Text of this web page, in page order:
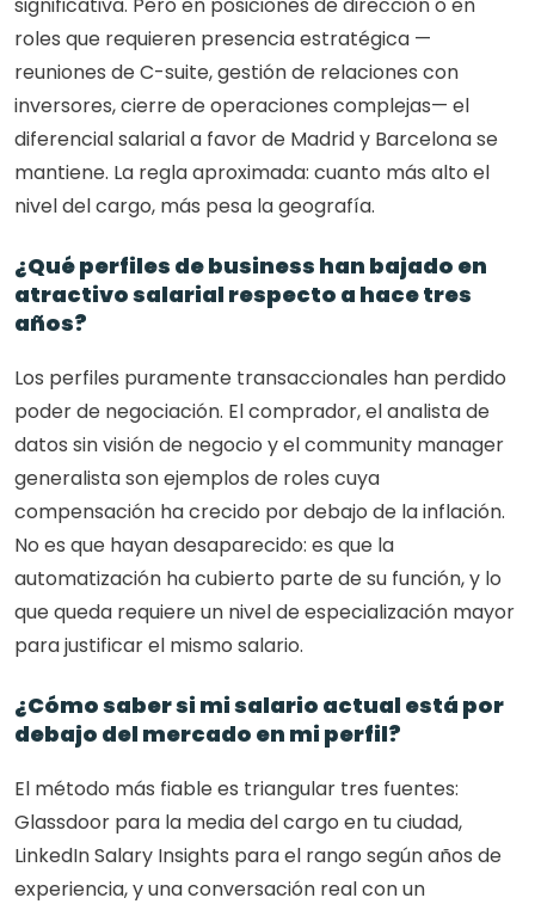
roles que requieren presencia estratégica —
reuniones de C-suite, gestión de relaciones con
inversores, cierre de operaciones complejas— el
diferencial salarial a favor de Madrid y Barcelona se
mantiene. La regla aproximada: cuanto más alto el
nivel del cargo, más pesa la geografía.
¿Qué perfiles de business han bajado en
atractivo salarial respecto a hace tres
años?
Los perfiles puramente transaccionales han perdido
poder de negociación. El comprador, el analista de
datos sin visión de negocio y el community manager
generalista son ejemplos de roles cuya
compensación ha crecido por debajo de la inflación.
No es que hayan desaparecido: es que la
automatización ha cubierto parte de su función, y lo
que queda requiere un nivel de especialización mayor
para justificar el mismo salario.
¿Cómo saber si mi salario actual está por
debajo del mercado en mi perfil?
El método más fiable es triangular tres fuentes:
Glassdoor para la media del cargo en tu ciudad,
LinkedIn Salary Insights para el rango según años de
experiencia, y una conversación real con un